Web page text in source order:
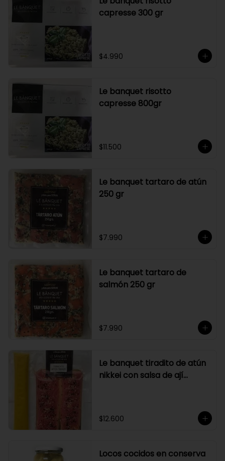
capresse 300 gr
$4.990
Le banquet risotto
capresse 800gr
$11.500
Le banquet tartaro de atún
250 gr
$7.990
Le banquet tartaro de
salmón 250 gr
$7.990
Le banquet tiradito de atún
nikkei con salsa de ají
$12.600
Locos cocidos en conserva